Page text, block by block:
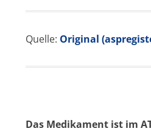
Quelle: Original
Das Medikament ist im